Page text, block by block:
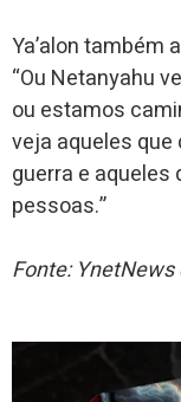
Ya’alon também
“Ou Netanyahu
ou estamos
veja aqueles
guerra e
pessoas.”
Fonte: